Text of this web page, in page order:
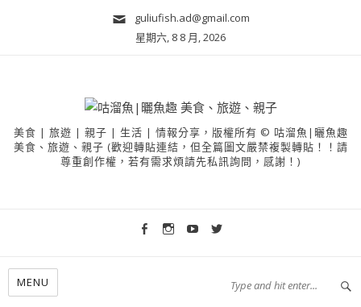
guliufish.ad@gmail.com
星期六, 8 8 月, 2026
美食 | 旅遊 | 親子 | 生活 | 情報分享，版權所有 © 咕溜魚|曬魚趣
美食、旅遊、親子 (歡迎轉貼連結，但全篇圖文嚴禁複製轉貼！！請
尊重創作權，若有需求煩請先私訊詢問，感謝！)
MENU